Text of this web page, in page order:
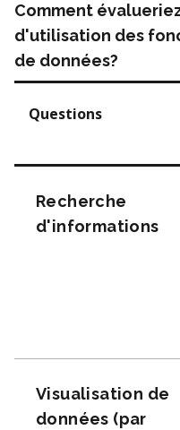
Comment
d'utilisation des
de données?
Questions
Recherche
d'informations
Visualisation de
données (par